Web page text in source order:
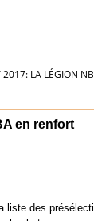
2017: LA LÉGION
en renfort
liste des